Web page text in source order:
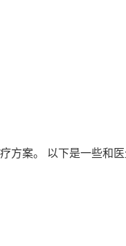
方案。 以下是一些和